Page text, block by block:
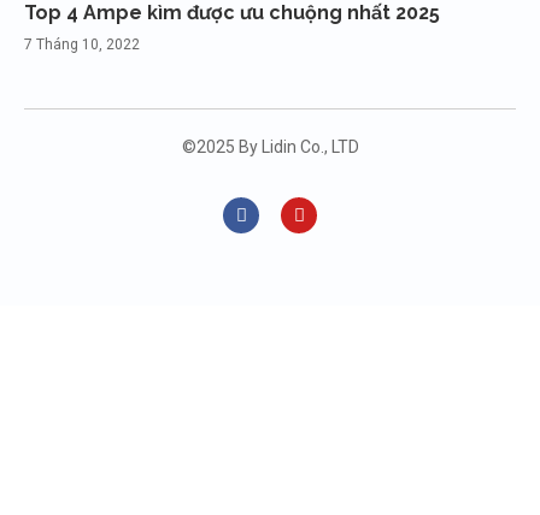
Top 4 Ampe kìm được ưu chuộng nhất 2025
7 Tháng 10, 2022
©2025 By Lidin Co., LTD